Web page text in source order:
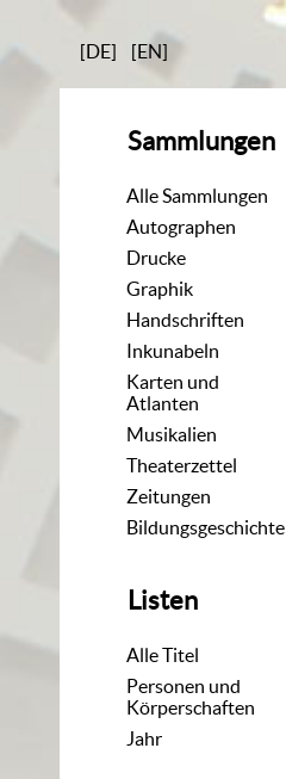
[DE] [EN]
Sammlungen
Alle Sammlungen
Autographen
Drucke
Graphik
Handschriften
Inkunabeln
Karten und
Atlanten
Musikalien
Theaterzettel
Zeitungen
Bildungsgeschichte
Listen
Alle Titel
Personen und
Körperschaften
Jahr